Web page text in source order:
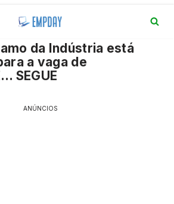
da Indústria está
a vaga de
SEGUE
ANÚNCIOS